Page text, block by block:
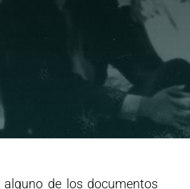
de los documentos